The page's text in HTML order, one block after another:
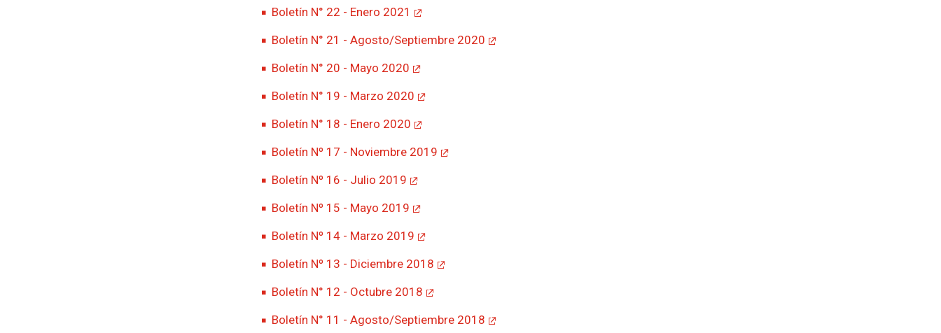
Boletín N° 22 - Enero 2021
Boletín N° 21 - Agosto/Septiembre 2020
Boletín N° 20 - Mayo 2020
Boletín N° 19 - Marzo 2020
Boletín N° 18 - Enero 2020
Boletín Nº 17 - Noviembre 2019
Boletín Nº 16 - Julio 2019
Boletín Nº 15 - Mayo 2019
Boletín Nº 14 - Marzo 2019
Boletín Nº 13 - Diciembre 2018
Boletín N° 12 - Octubre 2018
Boletín N° 11 - Agosto/Septiembre 2018